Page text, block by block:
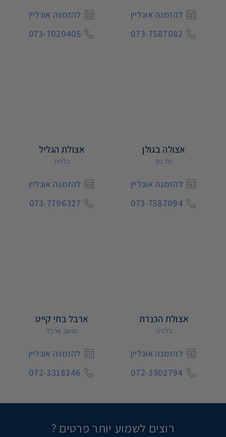
להזמנה אונליין
073-7587082
להזמנה אונליין
073-7020405
אצולה בגולן
חד נס
להזמנה אונליין
073-7587094
אצולת הגליל
כלנית
להזמנה אונליין
073-7796327
אצולת הכנרת
כלנית
להזמנה אונליין
072-3302794
ארבל בתי קייט
מושב ארבל
להזמנה אונליין
072-3318346
רוצים לשמוע יותר פרטים ?